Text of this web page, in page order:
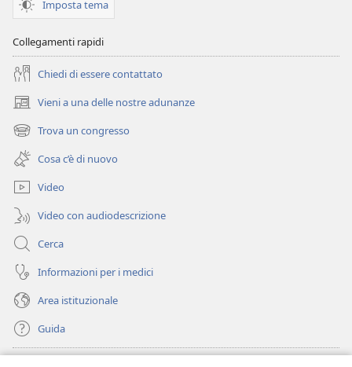
Imposta tema
Collegamenti rapidi
Chiedi di essere contattato
Vieni a una delle nostre adunanze
(apre
una
nuova
finestra)
Trova un congresso
(apre
una
nuova
finestra)
Cosa c’è di nuovo
Video
Video con audiodescrizione
Cerca
Informazioni per i medici
Area istituzionale
Guida